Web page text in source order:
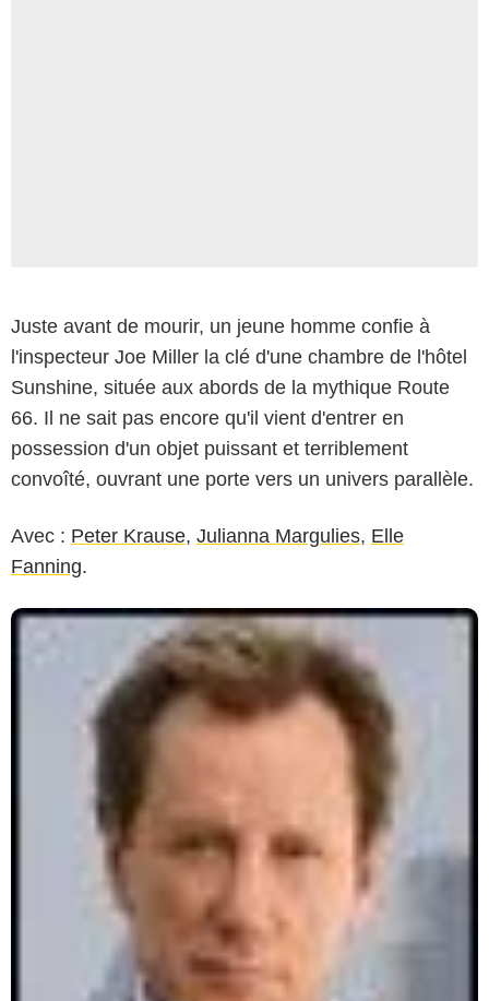
Juste avant de mourir, un jeune homme confie à
l'inspecteur Joe Miller la clé d'une chambre de l'hôtel
Sunshine, située aux abords de la mythique Route
66. Il ne sait pas encore qu'il vient d'entrer en
possession d'un objet puissant et terriblement
convoîté, ouvrant une porte vers un univers parallèle.
Avec : Peter Krause, Julianna Margulies, Elle
Fanning.